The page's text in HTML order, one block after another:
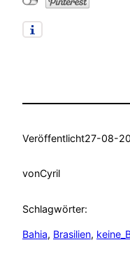
Veröffentlicht27-08-
vonCyril
Schlagwörter:
Bahia, Brasilien,